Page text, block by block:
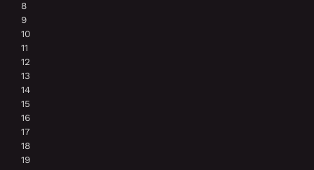
8
9
10
11
12
13
14
15
16
17
18
19